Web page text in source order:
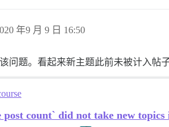
年9 月 9 日 16:50
问题。看起来新主题此前未被计入帖
count` did not take new topics